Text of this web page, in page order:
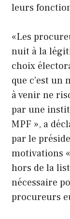
leurs
«Les
nuit à la
choix
que c'est un
à venir ne
par une
MPF », a
par le
motivations
hors de la
nécessaire
procureurs